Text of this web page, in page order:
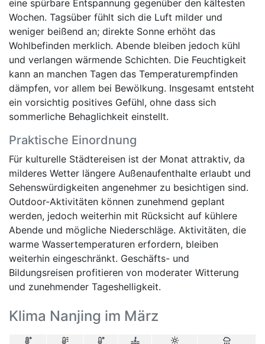
eine spürbare Entspannung gegenüber den kältesten
Wochen. Tagsüber fühlt sich die Luft milder und
weniger beißend an; direkte Sonne erhöht das
Wohlbefinden merklich. Abende bleiben jedoch kühl
und verlangen wärmende Schichten. Die Feuchtigkeit
kann an manchen Tagen das Temperaturempfinden
dämpfen, vor allem bei Bewölkung. Insgesamt entsteht
ein vorsichtig positives Gefühl, ohne dass sich
sommerliche Behaglichkeit einstellt.
Praktische Einordnung
Für kulturelle Städtereisen ist der Monat attraktiv, da
milderes Wetter längere Außenaufenthalte erlaubt und
Sehenswürdigkeiten angenehmer zu besichtigen sind.
Outdoor-Aktivitäten können zunehmend geplant
werden, jedoch weiterhin mit Rücksicht auf kühlere
Abende und mögliche Niederschläge. Aktivitäten, die
warme Wassertemperaturen erfordern, bleiben
weiterhin eingeschränkt. Geschäfts- und
Bildungsreisen profitieren von moderater Witterung
und zunehmender Tageshelligkeit.
Klima Nanjing im März